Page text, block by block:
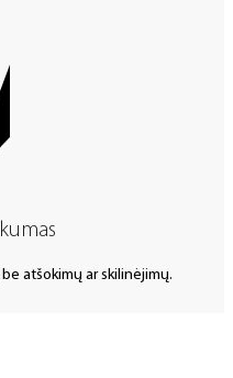
atšokimų ar skilinėjimų.